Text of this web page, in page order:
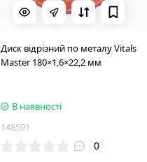
Диск відрізний по металу Vitals
Master 180×1,6×22,2 мм
В наявності
148591
0